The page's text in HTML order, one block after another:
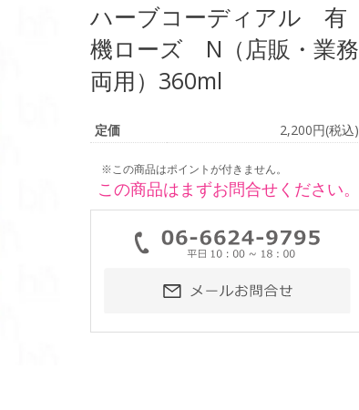
ハーブコーディアル 有
機ローズ N（店販・業務
両用）360ml
定価 2,200円(税込)
※この商品はポイントが付きません。
この商品はまずお問合せください。